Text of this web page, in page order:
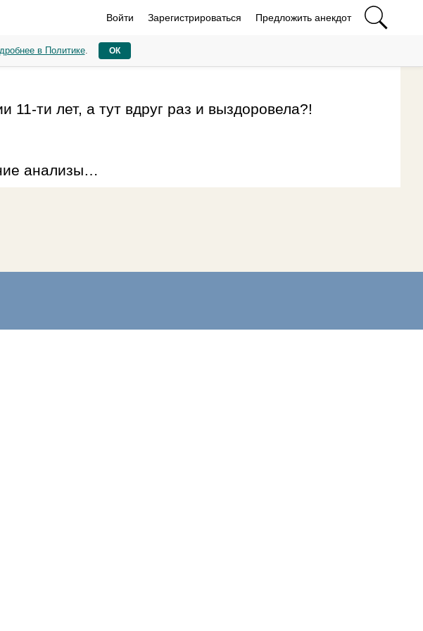
Войти Зарегистрироваться Предложить анекдот
ти лет, а тут вдруг раз и выздоровела?!
анализы…
в Политике. ОК